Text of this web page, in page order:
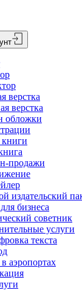
верстка
верстка
обложки
продажи
издательский
бизнеса
советник
услуги
текста
аэропортах